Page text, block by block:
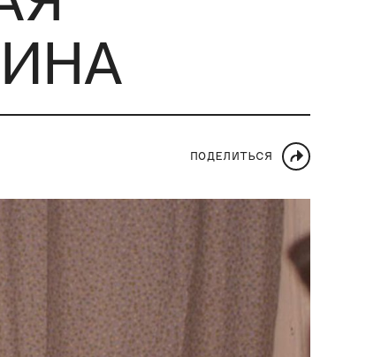
ПОДЕЛИТЬСЯ